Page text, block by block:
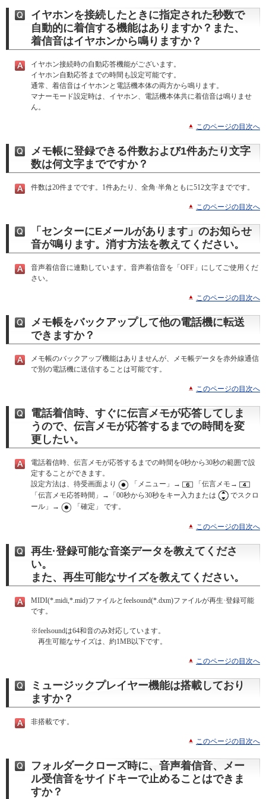
イヤホンを接続したときに指定された秒数で
自動的に着信する機能はありますか？また、
着信音はイヤホンから鳴りますか？
イヤホン接続時の自動応答機能がございます。
イヤホン自動応答までの時間も設定可能です。
通常、着信音はイヤホンと電話機本体の両方から鳴ります。
マナーモード設定時は、イヤホン、電話機本体共に着信音は鳴りませ
ん。
このページの目次へ
メモ帳に登録できる件数および1件あたり文字
数は何文字までですか？
件数は20件までです。1件あたり、全角·半角ともに512文字までです。
このページの目次へ
「センターにEメールがあります」のお知らせ
音が鳴ります。消す方法を教えてください。
音声着信音に連動しています。音声着信音を「OFF」にしてご使用くだ
さい。
このページの目次へ
メモ帳をバックアップして他の電話機に転送
できますか？
メモ帳のバックアップ機能はありませんが、メモ帳データを赤外線通信
で別の電話機に送信することは可能です。
このページの目次へ
電話着信時、すぐに伝言メモが応答してしま
うので、伝言メモが応答するまでの時間を変
更したい。
電話着信時、伝言メモが応答するまでの時間を0秒から30秒の範囲で設
定することができます。
設定方法は、待受画面より
「メニュー」→
「伝言メモ→
「伝言メモ応答時間」→「00秒から30秒をキー入力または
でスクロ
ール」→
「確定」 です。
このページの目次へ
再生·登録可能な音楽データを教えてくださ
い。
また、再生可能なサイズを教えてください。
MIDI(*.midi,*.mid)ファイルとfeelsound(*.dxm)ファイルが再生·登録可能
です。
※feelsoundは64和音のみ対応しています。
再生可能なサイズは、約1MB以下です。
このページの目次へ
ミュージックプレイヤー機能は搭載しており
ますか？
非搭載です。
このページの目次へ
フォルダークローズ時に、音声着信音、メー
ル受信音をサイドキーで止めることはできま
すか？